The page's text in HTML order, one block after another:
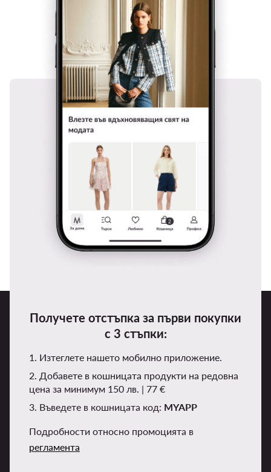
Получете отстъпка за първи покупки
с 3 стъпки:
1. Изтеглете нашето мобилно приложение.
2. Добавете в кошницата продукти на редовна
цена за минимум 150 лв. | 77 €
3. Въведете в кошницата код: MYAPP
Подробности относно промоцията в
регламента